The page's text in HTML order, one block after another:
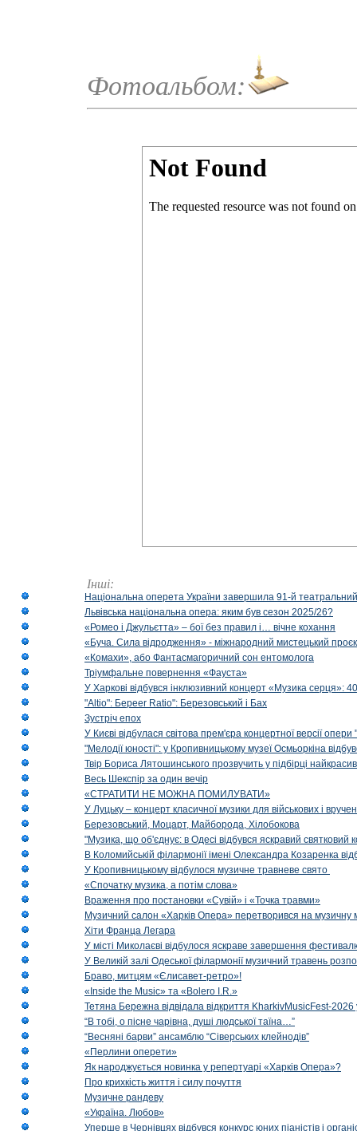
Фотоальбом:
Інші:
Національна оперета України завершила 91-й
Львівська національна опера: яким був сезон 2025/26?
«Ромео і Джульєтта» – бої без правил і… вічне кохання
«Буча. Сила відродження» - міжнародний мистецький
«Комахи», або Фантасмагоричний сон ентомолога
Тріумфальне повернення «Фауста»
У Харкові відбувся інклюзивний концерт «Музика серця»:
"Altio": Береer Ratio": Березовський і Бах
Зустріч епох
У Києві відбулася світова прем'єра концертної версії
"Мелодії юності": у Кропивницькому музеї Осмьоркіна
Твір Бориса Лятошинського прозвучить у підбірці
Весь Шекспір за один вечір
«СТРАТИТИ НЕ МОЖНА ПОМИЛУВАТИ»
У Луцьку – концерт класичної музики для військових і
Березовський, Моцарт, Майборода, Хілобокова
"Музика, що об'єднує: в Одесі відбувся яскравий
В Коломийській філармонії імені Олександра Козаренка
У Кропивницькому відбулося музичне травневе свято
«Спочатку музика, а потім слова»
Враження про постановки «Сувій» і «Точка травми»
Музичний салон «Харків Опера» перетворився на музичну
Хіти Франца Легара
У місті Миколаєві відбулося яскраве завершення
У Великій залі Одеської філармонії музичний травень
Браво, митцям «Єлисавет-ретро»!
«Inside the Music» та «Bolero I.R.»
Тетяна Бережна відвідала відкриття KharkivMusicFest-2026
“В тобі, о пісне чарівна, душі людської таїна…”
“Весняні барви” ансамблю “Сіверських клейнодів”
«Перлини оперети»
Як народжується новинка у репертуарі «Харків Опера»?
Про крихкість життя і силу почуття
Музичне рандеву
«Україна. Любов»
Уперше в Чернівцях відбувся конкурс юних піаністів і